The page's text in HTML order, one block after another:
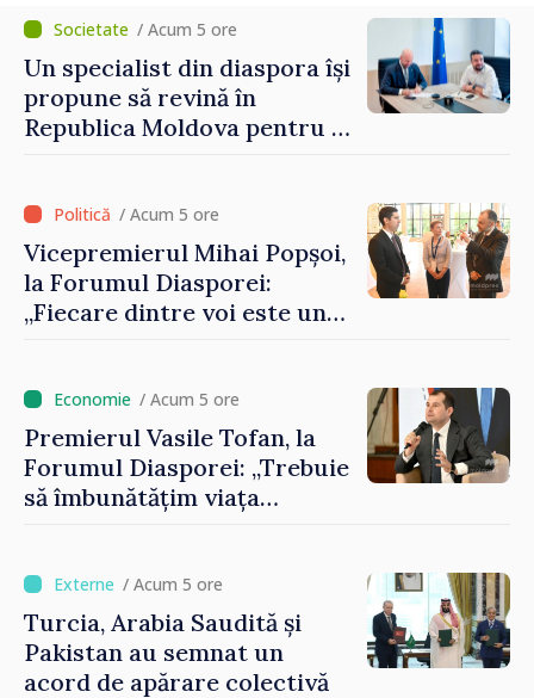
/ Acum 5 ore
Un specialist din diaspora își
propune să revină în
Republica Moldova pentru a
/ Acum 5 ore
Vicepremierul Mihai Popșoi,
la Forumul Diasporei:
„Fiecare dintre voi este un
imaginii Republicii Moldova”
/ Acum 5 ore
Premierul Vasile Tofan, la
Forumul Diasporei: „Trebuie
să îmbunătățim viața
/ Acum 5 ore
Turcia, Arabia Saudită și
Pakistan au semnat un
acord de apărare colectivă